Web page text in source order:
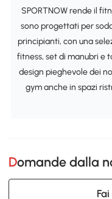
SPORTNOW rende il
sono progettati per
principianti, con una
fitness, set di manubri e
design pieghevole dei
gym anche in spazi
Domande dalla